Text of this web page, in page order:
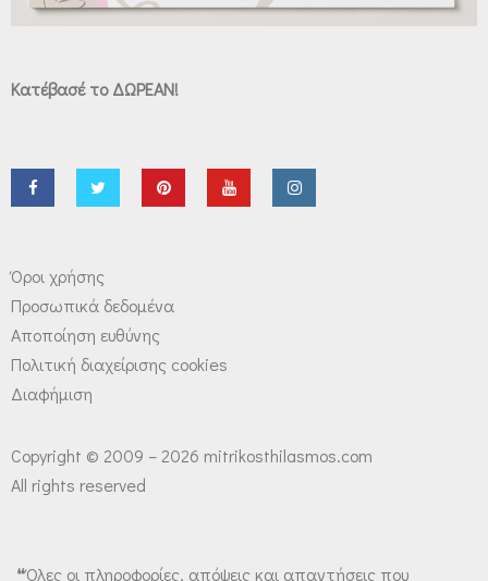
Κατέβασέ το ΔΩΡΕΑΝ!
Όροι χρήσης
Προσωπικά δεδομένα
Αποποίηση ευθύνης
Πολιτική διαχείρισης cookies
Διαφήμιση
Copyright © 2009 – 2026 mitrikosthilasmos.com
All rights reserved
❝Όλες οι πληροφορίες, απόψεις και απαντήσεις που